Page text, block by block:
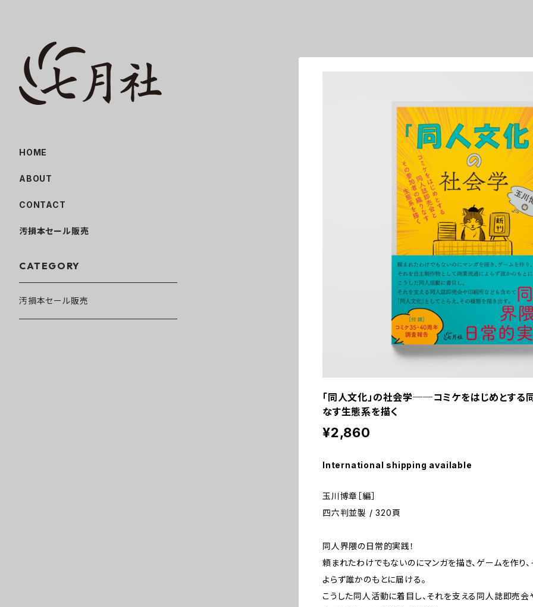
「同人文化」の社会学──コミケをはじめとする
なす生態系を描く
¥2,860
International shipping available
玉川博章［編］
四六判並製 / 320頁
同人界隈の日常的実践！
頼まれたわけでもないのにマンガを描き、ゲームを作り
よらず誰かのもとに届ける。
こうした同人活動に着目し、それを支える同人誌即売会
HOME
ABOUT
CONTACT
汚損本セール販売
CATEGORY
汚損本セール販売